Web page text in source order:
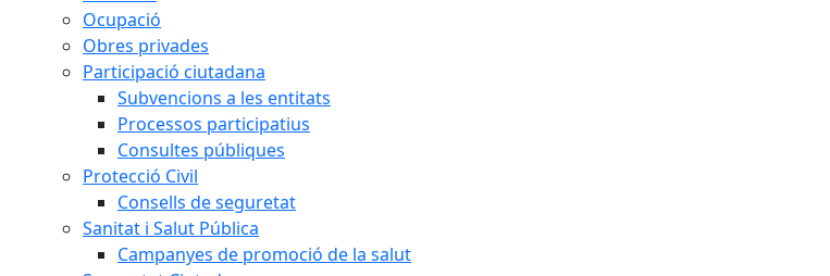
Ocupació
Obres privades
Participació ciutadana
Subvencions a les entitats
Processos participatius
Consultes públiques
Protecció Civil
Consells de seguretat
Sanitat i Salut Pública
Campanyes de promoció de la salut